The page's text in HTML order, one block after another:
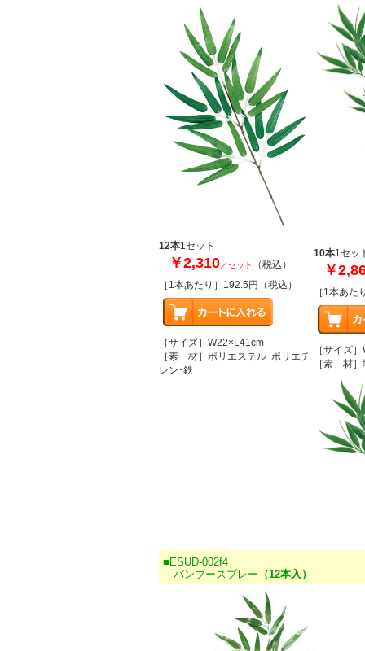
12本1セット
￥2,310／セット
（税込）
［1本あたり］192.5円（税込）
［サイズ］W22×L41cm
［素 材］ポリエステル･ポリエチ
レン･鉄
10本1セッ
￥
［1本あた
［サイズ
［素 材］
■ESUD-002f4
バンブースプレー （12本入）